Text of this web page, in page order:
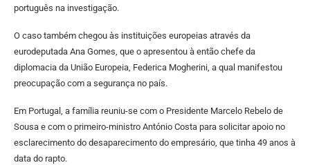
português na investigação.
O caso também chegou às instituições europeias através da
eurodeputada Ana Gomes, que o apresentou à então chefe da
diplomacia da União Europeia, Federica Mogherini, a qual manifestou
preocupação com a segurança no país.
Em Portugal, a família reuniu-se com o Presidente Marcelo Rebelo de
Sousa e com o primeiro-ministro António Costa para solicitar apoio no
esclarecimento do desaparecimento do empresário, que tinha 49 anos à
data do rapto.